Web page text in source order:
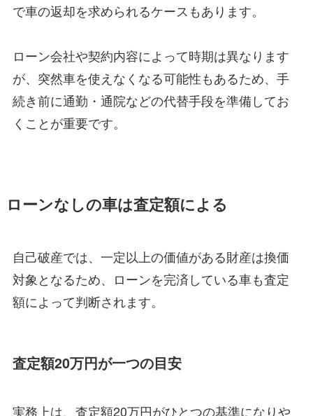
で車の返却を求められるケースもあります。
ローン会社や契約内容によって時期は異なります
が、突然車を使えなくなる可能性もあるため、手
続き前に通勤・通院などの代替手段を準備してお
くことが重要です。
ローンなしの車は査定額による
自己破産では、一定以上の価値がある財産は換価
対象となるため、ローンを完済している車も査定
額によって判断されます。
査定額20万円が一つの目安
実務上は、査定額20万円がひとつの基準になりや